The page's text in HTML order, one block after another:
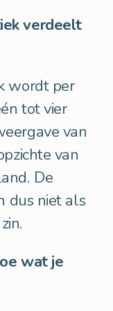
verdeelt
wordt per
tot vier
van
van
De
dus niet als
wat je